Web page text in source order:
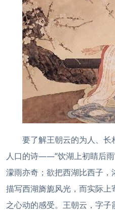
要了解王朝云的为人、长
人口的诗——“饮湖上初睛后
濛雨亦奇；欲把西湖比西子
描写西湖旖旎风光，而实际
之心动的感受。王朝云，字